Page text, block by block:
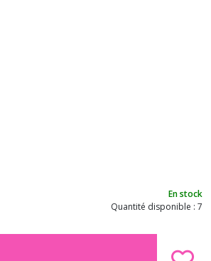
En stock
Quantité disponible : 7